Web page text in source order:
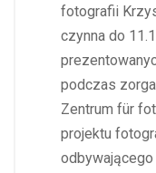
fotografii
czynna do
podczas
Zentrum für
projektu